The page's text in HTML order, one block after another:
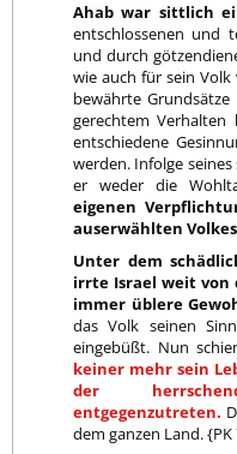
Ahab war sittlich
entschlossenen und
und durch
wie auch für sein Volk
bewährte
gerechtem
entschiedene
werden. Infolge
er weder die
eigenen
auserwählten
Unter dem
irrte Israel weit von
immer üblere
das Volk seinen
eingebüßt. Nun
keiner mehr sein
der
entgegenzutreten.
dem ganzen Land. {PK